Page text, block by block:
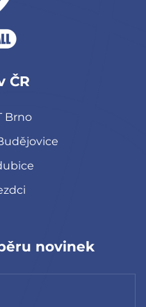
ČR
Brno
novinek